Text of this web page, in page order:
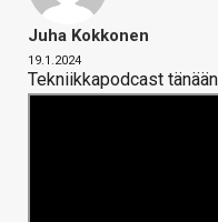
Juha Kokkonen
19.1.2024
Tekniikkapodcast